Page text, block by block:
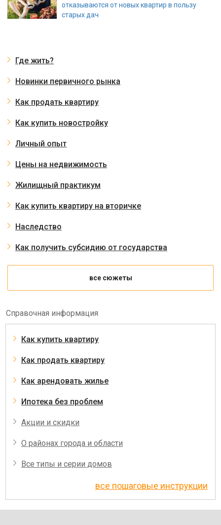
отказываются от новых квартир в пользу
старых дач
Где жить?
Новинки первичного рынка
Как продать квартиру
Как купить новостройку
Личный опыт
Цены на недвижимость
Жилищный практикум
Как купить квартиру на вторичке
Наследство
Как получить субсидию от государства
все сюжеты
Справочная информация
Как купить квартиру
Как продать квартиру
Как арендовать жилье
Ипотека без проблем
Акции и скидки
О районах города и области
Все типы и серии домов
все пошаговые инструкции